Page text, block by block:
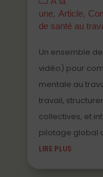
une
Article
de santé au
Un ensemble
vidéo) pour
mentale au
travail,
collectives, et
pilotage global
LIRE PLUS